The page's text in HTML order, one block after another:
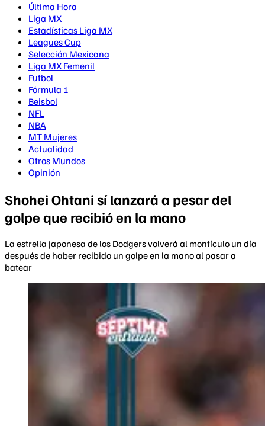
Última Hora
Liga MX
Estadísticas Liga MX
Leagues Cup
Selección Mexicana
Liga MX Femenil
Futbol
Fórmula 1
Beisbol
NFL
NBA
MT Mujeres
Actualidad
Otros Mundos
Opinión
Shohei Ohtani sí lanzará a pesar del
golpe que recibió en la mano
La estrella japonesa de los Dodgers volverá al montículo un día
después de haber recibido un golpe en la mano al pasar a
batear